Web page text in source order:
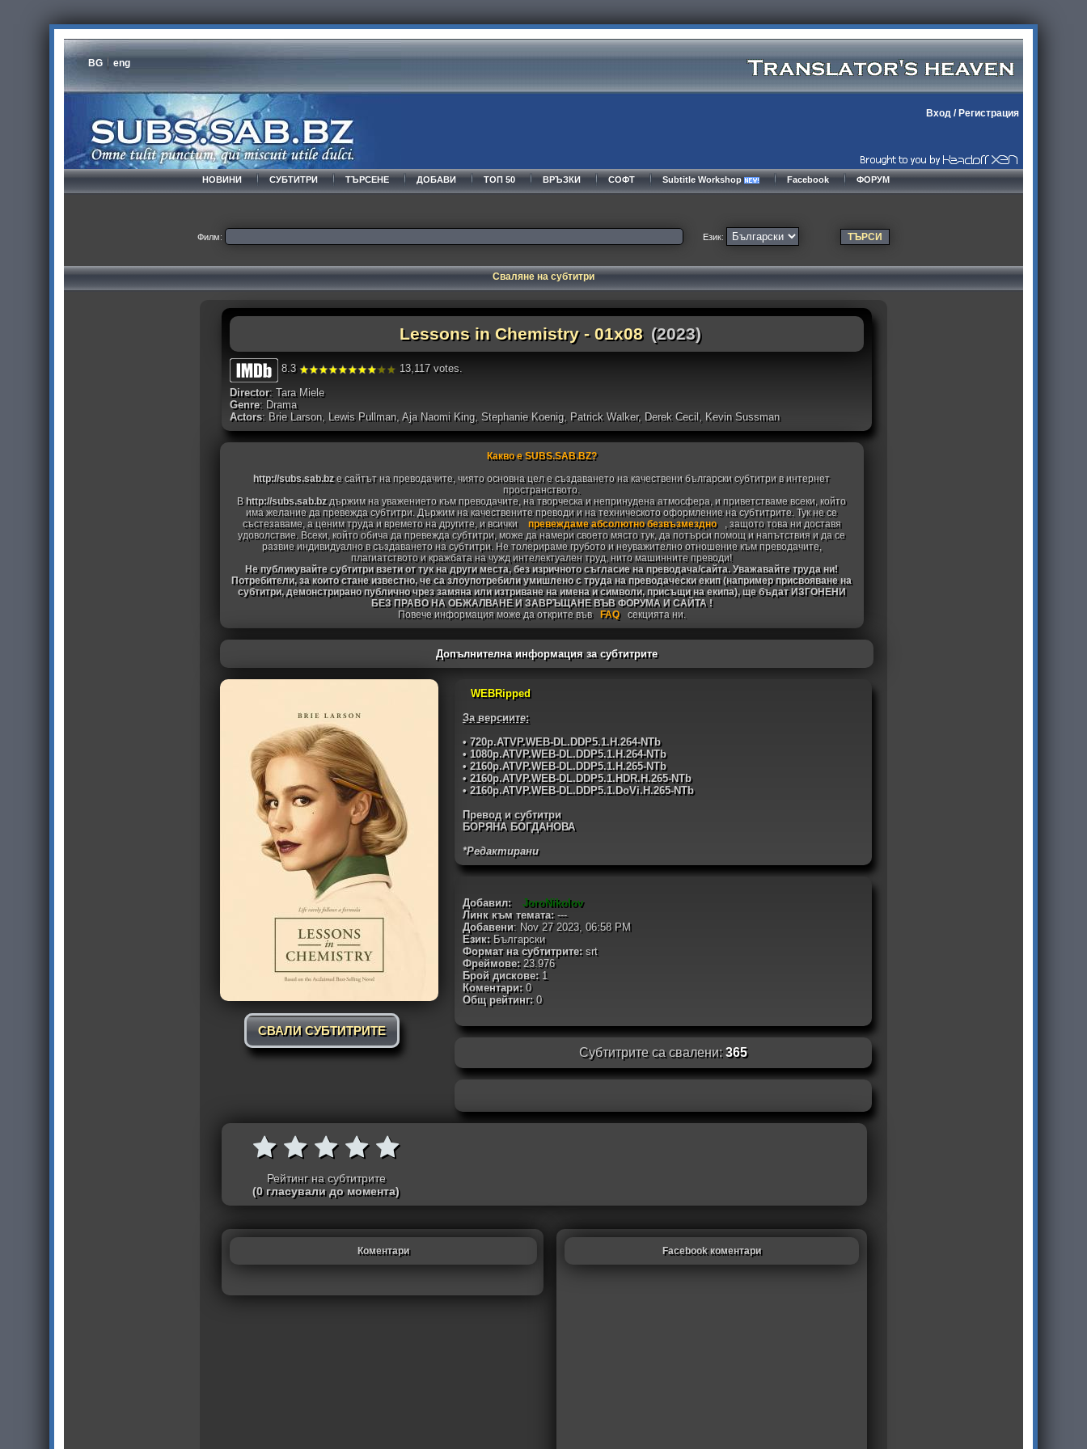
BG eng
Вход/ Регистрация
НОВИНИ СУБТИТРИ ТЪРСЕНЕ ДОБАВИ ТОП 50 ВРЪЗКИ СОФТ Subtitle Workshop Facebook ФОРУМ
Филм: Език:
Сваляне на субтитри
Lessons in Chemistry - 01x08 (2023)
8.3 13,117 votes.
Director: Tara Miele
Genre: Drama
Actors: Brie Larson, Lewis Pullman, Aja Naomi King, Stephanie Koenig, Patrick Walker, Derek Cecil, Kevin Sussman
Какво е SUBS.SAB.BZ?
http://subs.sab.bzе сайтът на преводачите, чиято основна цел е създаването на качествени български субтитри в интернет
пространството.
В http://subs.sab.bzдържим на уважението към преводачите, на творческа и непринудена атмосфера, и приветстваме всеки, който
има желание да превежда субтитри. Държим на качествените преводи и на техническото оформление на субтитрите. Тук не се
състезаваме, а ценим труда и времето на другите, и всички
превеждаме абсолютно безвъзмездно
, защото това ни доставя
удоволствие. Всеки, който обича да превежда субтитри, може да намери своето място тук, да потърси помощ и напътствия и да се
развие индивидуално в създаването на субтитри. Не толерираме грубото и неуважително отношение към преводачите,
плагиатството и кражбата на чужд интелектуален труд, нито машинните преводи!
Не публикувайте субтитри взети от тук на други места, без изричното съгласие на преводача/сайта. Уважавайте труда ни!
Потребители, за които стане известно, че са злоупотребили умишлено с труда на преводачески екип (например присвояване на
субтитри, демонстрирано публично чрез замяна или изтриване на имена и символи, присъщи на екипа), ще бъдат ИЗГОНЕНИ
БЕЗ ПРАВО НА ОБЖАЛВАНЕ И ЗАВРЪЩАНЕ ВЪВ ФОРУМА И САЙТА !
Повече информация може да открите във
FAQ секцията ни.
Допълнителна информация за субтитрите
СВАЛИ СУБТИТРИТЕ
WEBRipped
За версиите:
• 720p.ATVP.WEB-DL.DDP5.1.H.264-NTb
• 1080p.ATVP.WEB-DL.DDP5.1.H.264-NTb
• 2160p.ATVP.WEB-DL.DDP5.1.H.265-NTb
• 2160p.ATVP.WEB-DL.DDP5.1.HDR.H.265-NTb
• 2160p.ATVP.WEB-DL.DDP5.1.DoVi.H.265-NTb
Превод и субтитри
БОРЯНА БОГДАНОВА
*Редактирани
Добавил:
JoroNikolov
Линк към темата:---
Добавени: Nov 27 2023, 06:58 PM
Език:Български
Формат на субтитрите:srt
Фреймове:23.976
Брой дискове:1
Коментари: 0
Общ рейтинг:0
Субтитрите са свалени:365
Рейтинг на субтитрите
(0 гласували до момента)
Коментари Facebook коментари